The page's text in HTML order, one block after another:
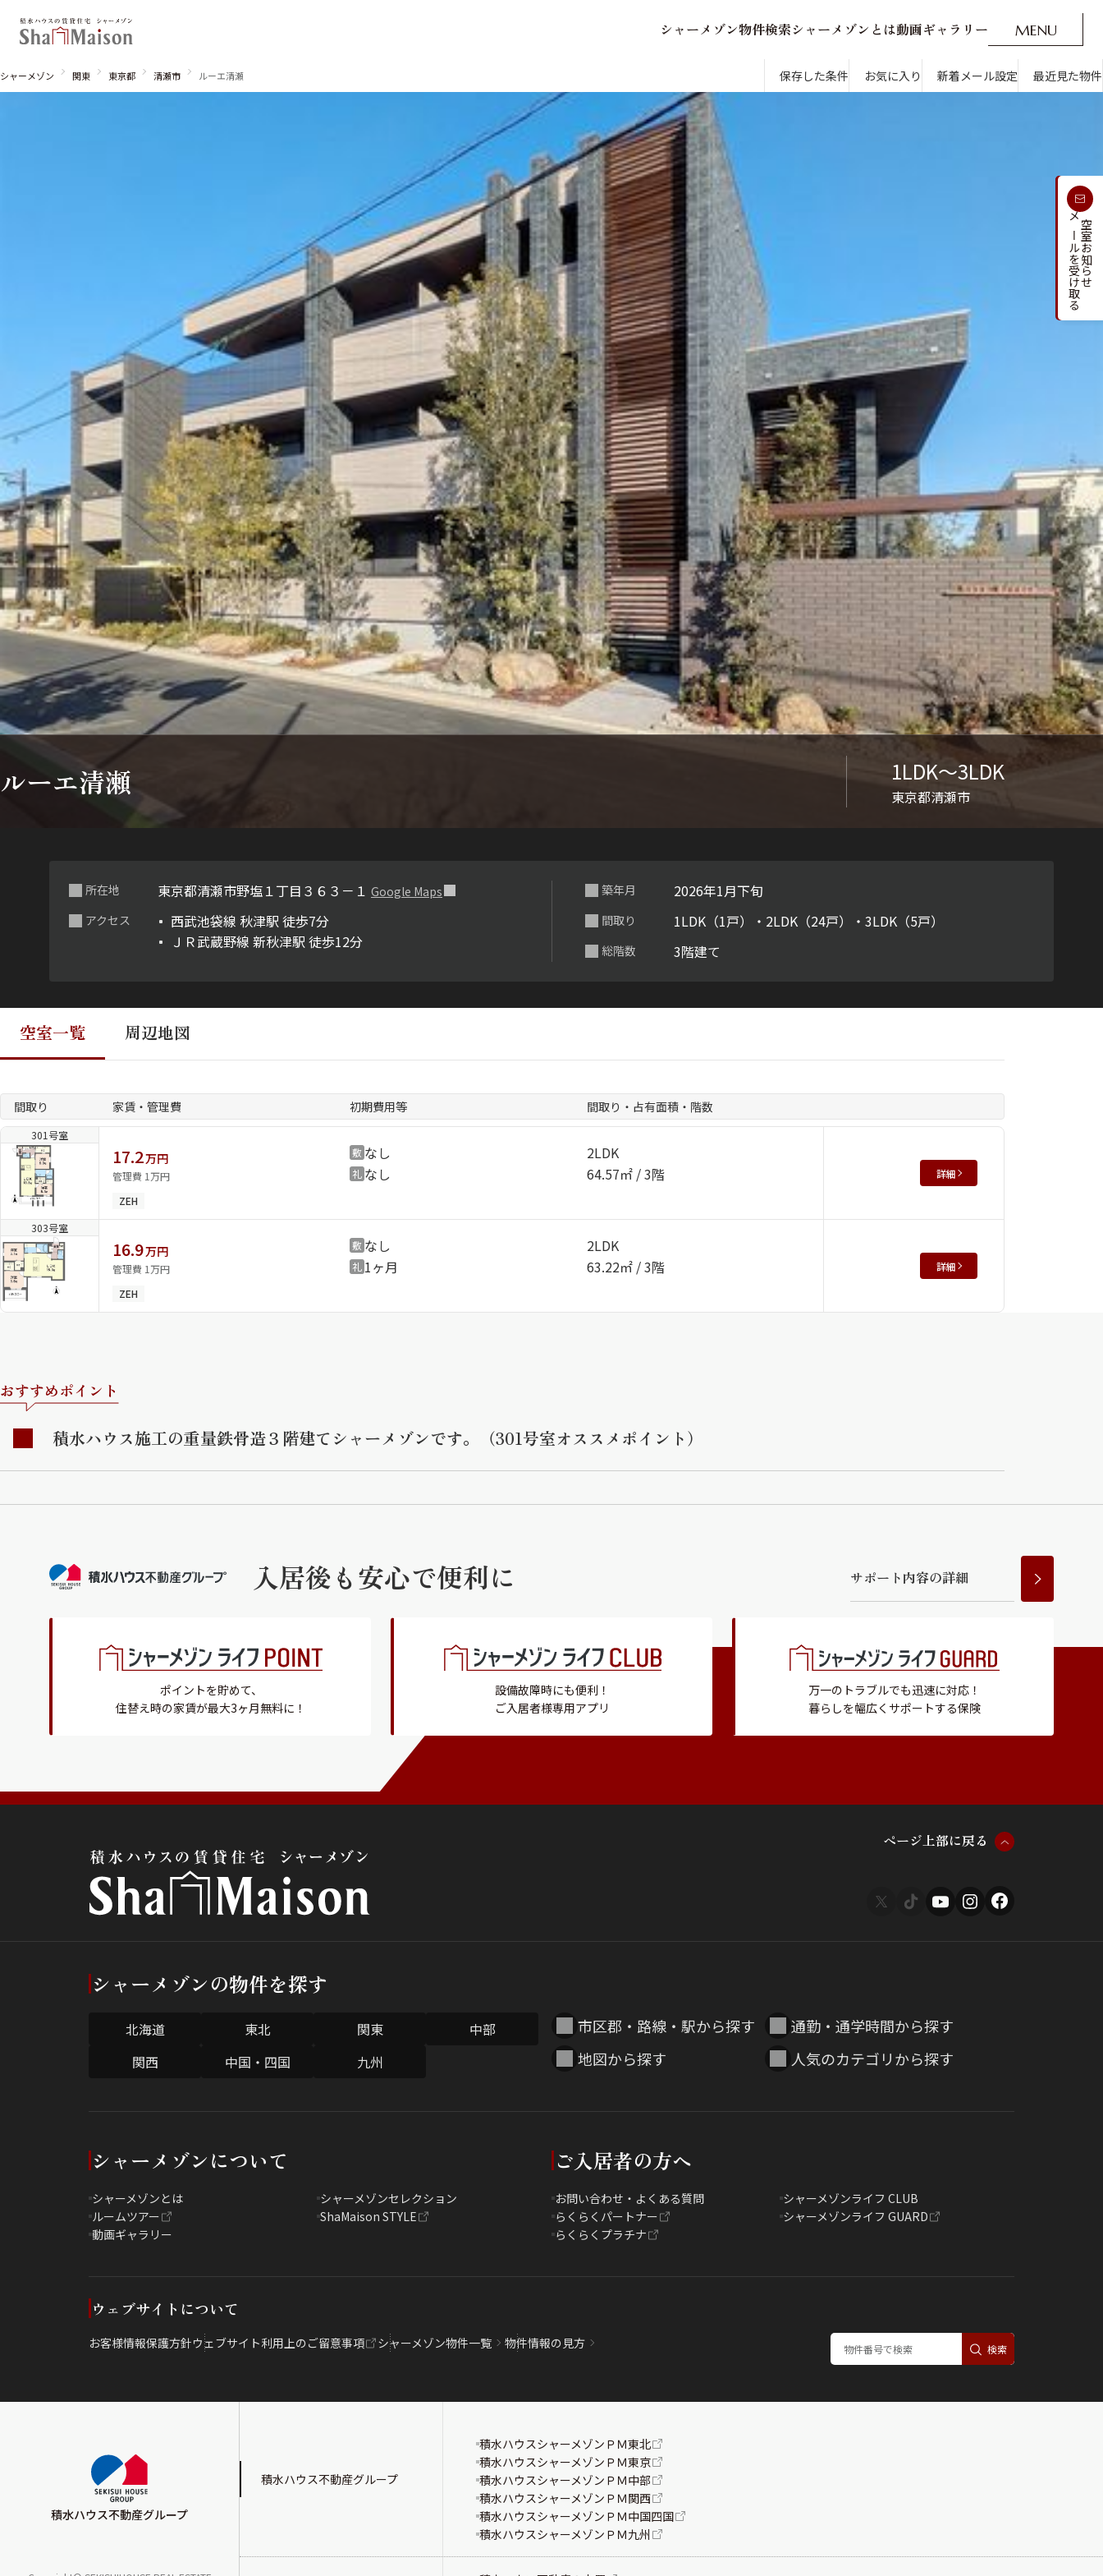
シ ャーメ ゾン物件検索シ ャーメ ゾン とは動画ギャ ラ リ ー MENU
O
新着メール設定 最近見た物件 CLOSE
中部
九州
市区郡・路線・駅から探す
地図から探す
シャーメゾンとは シャーメゾンセレクション ルームツアー
動画ギャラリー ShaMaison STYLE
シャーメゾンショップを探す
らくらく内見
シャーメゾンライフサポート
自立型サービス付き・シニア向け
お問い合わせ・よくある質問
シャーメゾンライフ CLUB
らくらくパートナー
シャーメゾンライフ GUARD
新着メールを
受け取る
シャーメゾン 関東 東京都 清瀬市 ルーエ清瀬 保存した条件 お気に入り 新着メール設定 最近見た物件
ルーエ清瀬 1LDK〜3LDK
東京都清瀬市
所在地 東京都清瀬市野塩１丁目３６３－１ Google Maps
アクセス
西武池袋線 秋津駅 徒歩7分
ＪＲ武蔵野線 新秋津駅 徒歩12分
築年月 2026年1月下旬
間取り 1LDK（1戸）・2LDK（24戸）・3LDK（5戸）
総階数 3階建て
空室一覧 周辺地図
間取り 家賃・管理費 初期費用等 間取り・占有面積・階数
301号室
17.2万円
管理費 1万円
敷なし
礼なし
2LDK
64.57㎡ / 3階
ZEH
詳細
303号室
16.9万円
管理費 1万円
敷なし
礼1ヶ月
2LDK
63.22㎡ / 3階
ZEH
詳細
おすすめポイント
積水ハウス施工の重量鉄骨造３階建てシャーメゾンです。（301号室オススメポイント）
空室お知らせ
メールを受け取る
入居後も安心で便利に サポー ト内容の詳細
ポイントを貯めて、
住替え時の家賃が最大3ヶ月無料に！
設備故障時にも便利！
ご入居者様専用アプリ
万一のトラブルでも迅速に対応！
暮らしを幅広くサポートする保険
ページ上部に戻る
シャーメゾンの物件を探す
北海道 東北 関東
中部
関西
中国・四国 九州
市区郡・路線・駅から探す
通勤・通学時間から探す
地図から探す
人気のカテゴリから探す
シャーメゾンについて
シャーメゾンとは
シャーメゾンセレクション
ルームツアー
ShaMaison STYLE
動画ギャラリー
ご入居者の方へ
お問い合わせ・よくある質問
シャーメゾンライフ CLUB
らくらくパートナー
シャーメゾンライフ GUARD
らくらくプラチナ
ウェブサイトについて
お客様情報保護方針ウェブサイト利用上のご留意事項 シャーメゾン物件一覧 物件情報の見方
積水ハウス不動産グループ
積水ハウス不動産グループ
積水ハウスシャーメゾンＰＭ東北
積水ハウスシャーメゾンＰＭ東京
積水ハウスシャーメゾンＰＭ中部
積水ハウスシャーメゾンＰＭ関西
積水ハウスシャーメゾンＰＭ中国四国
積水ハウスシャーメゾンＰＭ九州